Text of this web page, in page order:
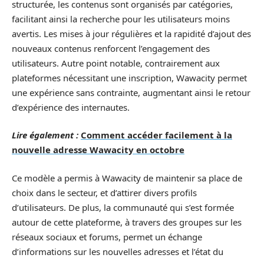
structurée, les contenus sont organisés par catégories,
facilitant ainsi la recherche pour les utilisateurs moins
avertis. Les mises à jour régulières et la rapidité d’ajout des
nouveaux contenus renforcent l’engagement des
utilisateurs. Autre point notable, contrairement aux
plateformes nécessitant une inscription, Wawacity permet
une expérience sans contrainte, augmentant ainsi le retour
d’expérience des internautes.
Lire également : Comment accéder facilement à la
nouvelle adresse Wawacity en octobre
Ce modèle a permis à Wawacity de maintenir sa place de
choix dans le secteur, et d’attirer divers profils
d’utilisateurs. De plus, la communauté qui s’est formée
autour de cette plateforme, à travers des groupes sur les
réseaux sociaux et forums, permet un échange
d’informations sur les nouvelles adresses et l’état du